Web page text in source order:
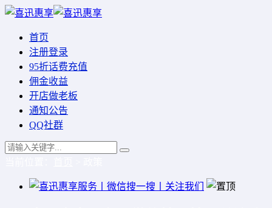
首页
注册登录
95折话费充值
佣金收益
开店做老板
通知公告
QQ社群